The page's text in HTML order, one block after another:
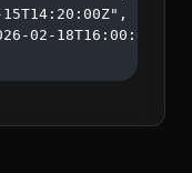
02-18T16:00:00Z"